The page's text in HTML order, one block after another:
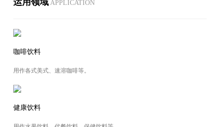
运用领域 AP­PLI­CA­TION
咖啡饮料
用作各式美式、速溶咖啡等。
健康饮料